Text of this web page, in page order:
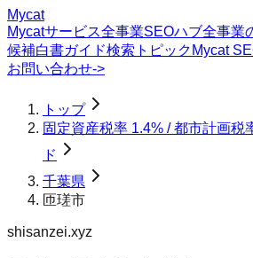
Mycat
Mycatサービス全事業SEOハブ全事業
候補白書ガイド検索トピック Mycat
お問い合わせ->
トップ
固定資産税率 1.4% / 都市計画税
ド
千葉県
匝瑳市
shisanzei.xyz